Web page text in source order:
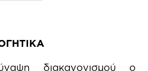
διακανονισμού ο